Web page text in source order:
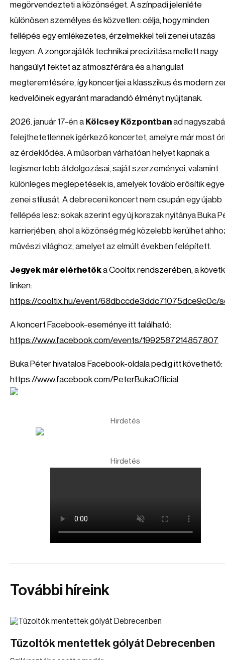
megörvendezteti a közönséget. A színpadi jelenléte
különösen személyes és közvetlen: célja, hogy minden
fellépés egy emlékezetes, érzelmekkel teli zenei utazás
legyen. A zongorajáték technikai precizitása mellett nagy
hangsúlyt fektet az atmoszférára és a hangulat
megteremtésére, így koncertjei a klasszikus és modern
kedvelőinek egyaránt maradandó élményt nyújtanak.
2026. január 17-én a Kölcsey Központbanad
felejthetetlennek ígérkező koncertet, amelyre már most
az érdeklődés. A műsorban várhatóan helyet kapnak a
legismertebb átdolgozásai, saját szerzeményei, valamint
különleges meglepetések is, amelyek tovább erősítik
zenei stílusát. A debreceni koncert nem csupán egy újabb
fellépés lesz: sokak szerint egy új korszak nyitánya Buka
karrierjében, ahol a közönség még közelebb kerülhet
művészi világhoz, amelyet az elmúlt években felépített.
Jegyek már elérhetőka Cooltix rendszerében, a
linken:
https://cooltix.hu/event/68dbccde3ddc71075dce9c0c/
A koncert Facebook-eseménye itt található:
https://www.facebook.com/events/1992587214857807
Buka Péter hivatalos Facebook-oldala pedig itt követhető:
https://www.facebook.com/PeterBukaOfficial
Hirdetés
Hirdetés
További híreink
Tűzoltók mentettek gólyát Debrecenben